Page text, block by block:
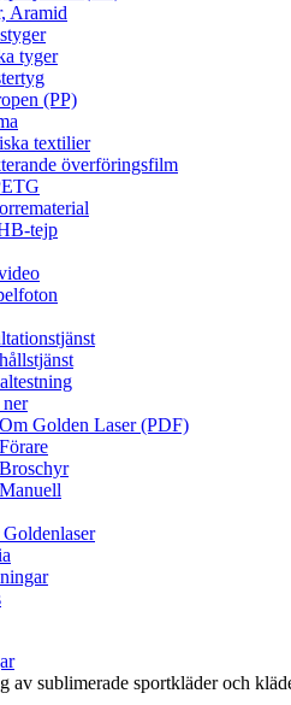
Aramid
tyger
(PP)
textilier
överföringsfilm
tejp
Om Golden Laser (PDF)
Förare
Broschyr
Manuell
av sublimerade sportkläder och